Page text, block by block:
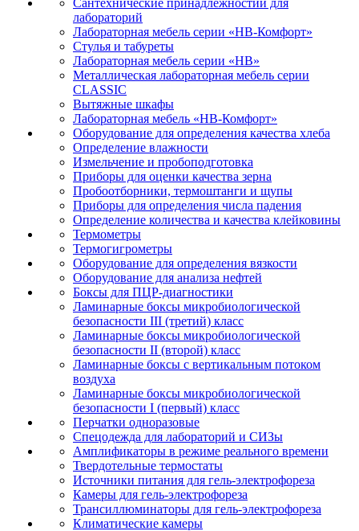
Сантехнические принадлежностии для
лабораторий
Лабораторная мебель серии «НВ-Комфорт»
Стулья и табуреты
Лабораторная мебель серии «НВ»
Металлическая лабораторная мебель серии
CLASSIC
Вытяжные шкафы
Лабораторная мебель «НВ-Комфорт»
Оборудование для определения качества хлеба
Определение влажности
Измельчение и пробоподготовка
Приборы для оценки качества зерна
Пробоотборники, термоштанги и щупы
Приборы для определения числа падения
Определение количества и качества клейковины
Термометры
Термогигрометры
Оборудование для определения вязкости
Оборудование для анализа нефтей
Боксы для ПЦР-диагностики
Ламинарные боксы микробиологической
безопасности III (третий) класс
Ламинарные боксы микробиологической
безопасности II (второй) класс
Ламинарные боксы с вертикальным потоком
воздуха
Ламинарные боксы микробиологической
безопасности I (первый) класс
Перчатки одноразовые
Спецодежда для лабораторий и СИЗы
Амплификаторы в режиме реального времени
Твердотельные термостаты
Источники питания для гель-электрофореза
Камеры для гель-электрофореза
Трансиллюминаторы для гель-электрофореза
Климатические камеры